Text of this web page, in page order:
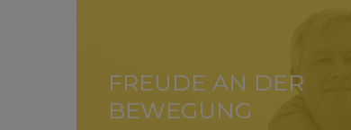
FREUDE AN DER
BEWEGUNG